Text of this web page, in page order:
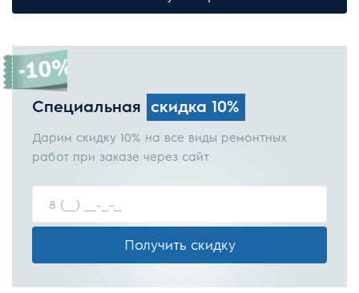
Специальная скидка 10%
Дарим скидку 10% на все виды ремонтных
работ при заказе через сайт
Получить скидку